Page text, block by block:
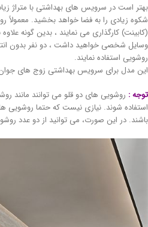
است در سرویس های بهداشتی با متراژ زیاد
زیادی را به فضا خواهد بخشید. معمولاً
کارگذاری می نمایند ، بدین گونه علاوه
شخصی خواهید داشت ، دو نفر بدون
استفاده نمایند.
مدل برای سرویس بهداشتی زوج های جوان
:روشویی های دو قلو می توانند مانند
شوند. نیازی نیست که حتما روشویی
در این صورت، می توانید از دو عدد